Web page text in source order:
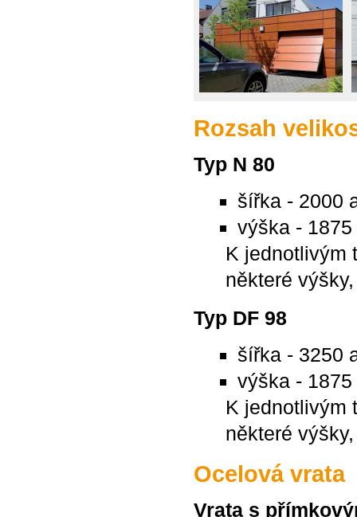
Rozsah
Typ N 80
šířka - 2000
výška -
K jednotlivým
některé
Typ DF 98
šířka - 3250
výška -
K jednotlivým
některé
Ocelová vrata
Vrata s